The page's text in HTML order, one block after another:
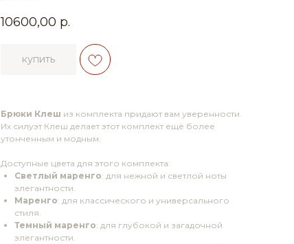
10600,00 р.
купить
Брюки Клеш из комплекта придают вам уверенности.
Их силуэт Клеш делает этот комплект ещё более
утонченным и модным.
Доступные цвета для этого комплекта:
Светлый маренго: для нежной и светлой ноты
элегантности.
Маренго: для классического и универсального
стиля.
Темный маренго: для глубокой и загадочной
элегантности.